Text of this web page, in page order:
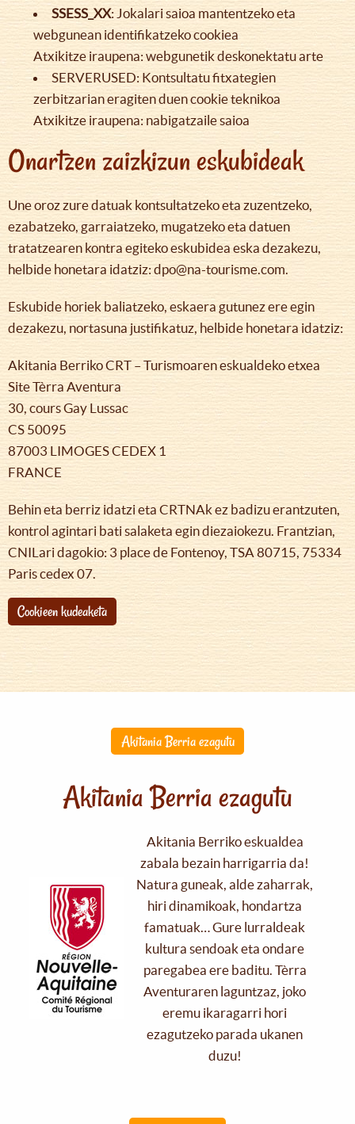
SSESS_XX: Jokalari saioa mantentzeko eta
webgunean identifikatzeko cookiea
Atxikitze iraupena: webgunetik deskonektatu arte
SERVERUSED: Kontsultatu fitxategien
zerbitzarian eragiten duen cookie teknikoa
Atxikitze iraupena: nabigatzaile saioa
Onartzen zaizkizun eskubideak
Une oroz zure datuak kontsultatzeko eta zuzentzeko,
ezabatzeko, garraiatzeko, mugatzeko eta datuen
tratatzearen kontra egiteko eskubidea eska dezakezu,
helbide honetara idatziz: dpo@na-tourisme.com.
Eskubide horiek baliatzeko, eskaera gutunez ere egin
dezakezu, nortasuna justifikatuz, helbide honetara idatziz:
Akitania Berriko CRT – Turismoaren eskualdeko etxea
Site Tèrra Aventura
30, cours Gay Lussac
CS 50095
87003 LIMOGES CEDEX 1
FRANCE
Behin eta berriz idatzi eta CRTNAk ez badizu erantzuten,
kontrol agintari bati salaketa egin diezaiokezu. Frantzian,
CNILari dagokio: 3 place de Fontenoy, TSA 80715, 75334
Paris cedex 07.
Cookieen kudeaketa
Akitania Berria ezagutu
Akitania Berria ezagutu
Akitania Berriko eskualdea
zabala bezain harrigarria da!
Natura guneak, alde zaharrak,
hiri dinamikoak, hondartza
famatuak… Gure lurraldeak
kultura sendoak eta ondare
paregabea ere baditu. Tèrra
Aventuraren laguntzaz, joko
eremu ikaragarri hori
ezagutzeko parada ukanen
duzu!